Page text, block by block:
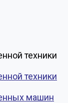
техники
техники
машин